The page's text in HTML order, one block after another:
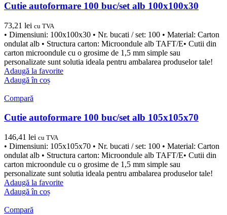
Cutie autoformare 100 buc/set alb 100x100x30
73,21 lei cu TVA
• Dimensiuni: 100x100x30 • Nr. bucati / set: 100 • Material: Carton
ondulat alb • Structura carton: Microondule alb TAFT/E• Cutii din
carton microondule cu o grosime de 1,5 mm simple sau
personalizate sunt solutia ideala pentru ambalarea produselor tale!
Adaugă la favorite
Adaugă în coș
Compară
Cutie autoformare 100 buc/set alb 105x105x70
146,41 lei cu TVA
• Dimensiuni: 105x105x70 • Nr. bucati / set: 100 • Material: Carton
ondulat alb • Structura carton: Microondule alb TAFT/E• Cutii din
carton microondule cu o grosime de 1,5 mm simple sau
personalizate sunt solutia ideala pentru ambalarea produselor tale!
Adaugă la favorite
Adaugă în coș
Compară